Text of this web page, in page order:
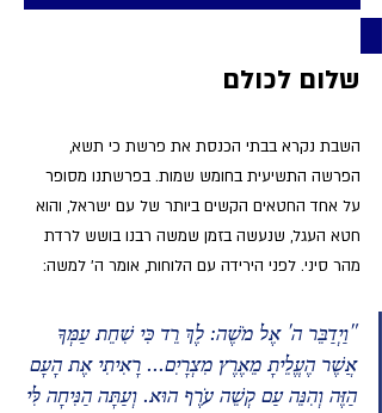
שלום לכולם
השבת נקרא בבתי הכנסת את פרשת כי תשא,
הפרשה התשיעית בחומש שמות. בפרשתנו מסופר
על אחד החטאים הקשים ביותר של עם ישראל, והוא
חטא העגל, שנעשה בזמן שמשה רבנו בושש לרדת
מהר סיני. לפני הירידה עם הלוחות, אומר ה' למשה:
"וַיְדַבֵּר ה' אֶל מֹשֶׁה: לֶךְ רֵד כִּי שִׁחֵת עַמְּךָ
אֲשֶׁר הֶעֱלֵיתָ מֵאֶרֶץ מִצְרָיִם... רָאִיתִי אֶת הָעָם
הַזֶּה וְהִנֵּה עַם קְשֵׁה עֹרֶף הוּא. וְעַתָּה הַנִּיחָה לִּי